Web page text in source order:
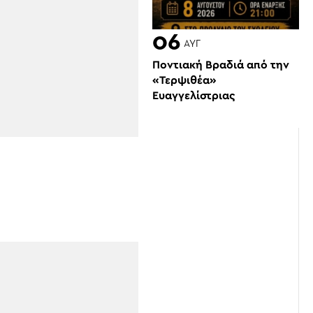
06 ΑΥΓ
Ποντιακή Βραδιά από την
«Τερψιθέα»
Ευαγγελίστριας